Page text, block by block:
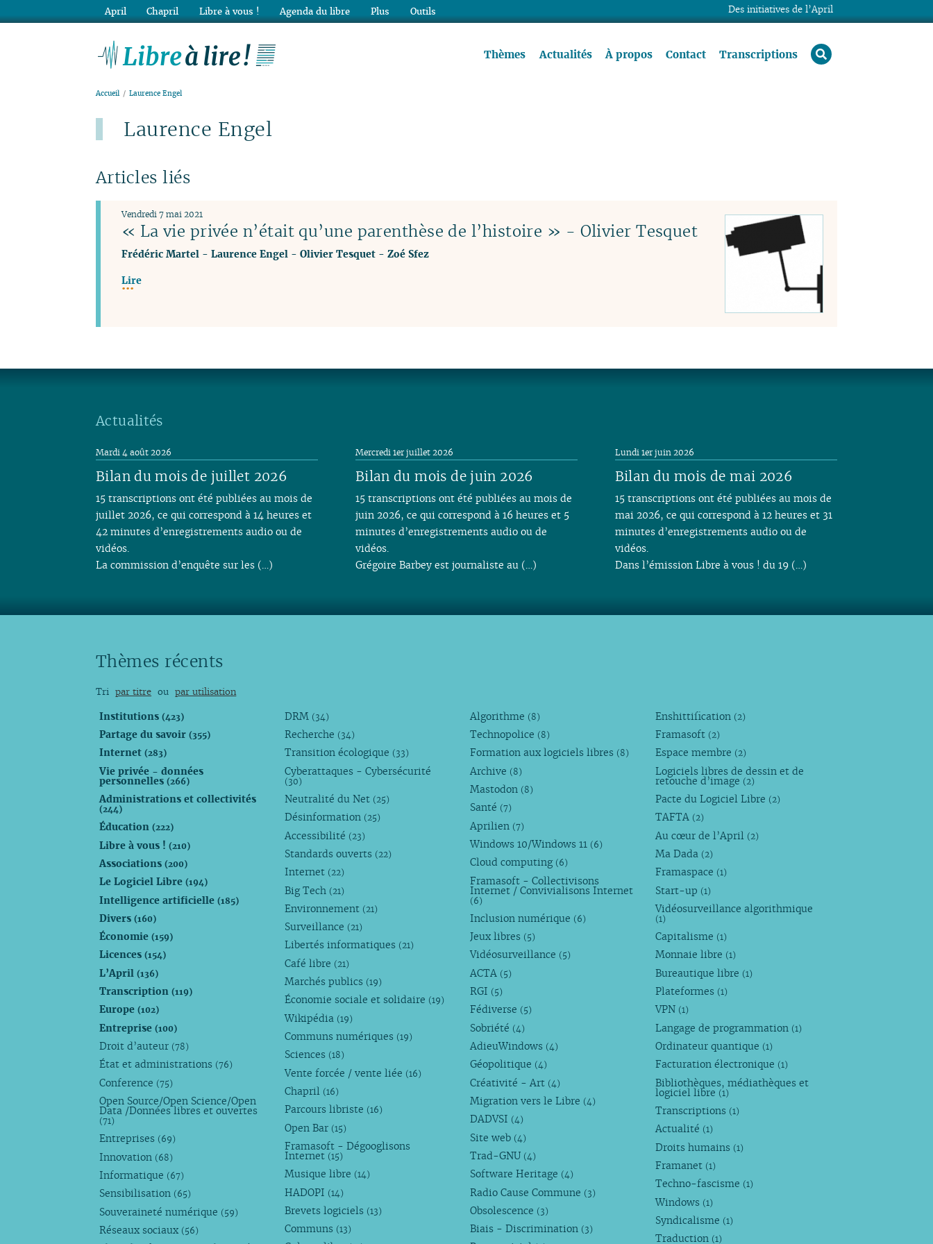
Thèmes Actualités À propos Contact Transcriptions rechercher
Accueil Laurence Engel
Laurence Engel
Articles liés
« La vie privée n’était qu’une parenthèse de l’histoire » - Olivier Tesquet‎‎
Vendredi 7 mai 2021
Frédéric Martel- Laurence Engel- Olivier Tesquet- Zoé Sfez
Lire
Actualités
Bilan du mois de juillet 2026
Mardi 4 août 2026
15 transcriptions ont été publiées au mois de
juillet 2026, ce qui correspond à 14 heures et
42 minutes d’enregistrements audio ou de
vidéos.
La commission d’enquête sur les (…)
Bilan du mois de juin 2026
Mercredi 1er juillet 2026
15 transcriptions ont été publiées au mois de
juin 2026, ce qui correspond à 16 heures et 5
minutes d’enregistrements audio ou de
vidéos.
Grégoire Barbey est journaliste au (…)
Bilan du mois de mai 2026
Lundi 1er juin 2026
15 transcriptions ont été publiées au mois de
mai 2026, ce qui correspond à 12 heures et 31
minutes d’enregistrements audio ou de
vidéos.
Dans l’émission Libre à vous ! du 19 (…)
Thèmes récents
Tri par titre ou par utilisation
Institutions(423)
Partage du savoir(355)
Internet(283)
Vie privée - données
personnelles(266)
Administrations et collectivités
(244)
Éducation(222)
Libre à vous !(210)
Associations(200)
Le Logiciel Libre(194)
Intelligence artificielle(185)
Divers(160)
Économie(159)
Licences(154)
L’April(136)
Transcription(119)
Europe(102)
Entreprise(100)
Droit d’auteur (78)
État et administrations (76)
Conference (75)
Open Source/Open Science/Open
Data /Données libres et ouvertes
(71)
Entreprises (69)
Innovation (68)
Informatique (67)
Sensibilisation (65)
Souveraineté numérique (59)
Réseaux sociaux (56)
DRM (34)
Recherche (34)
Transition écologique (33)
Cyberattaques - Cybersécurité
(30)
Neutralité du Net (25)
Désinformation (25)
Accessibilité (23)
Standards ouverts (22)
Internet (22)
Big Tech (21)
Environnement (21)
Surveillance (21)
Libertés informatiques (21)
Café libre (21)
Marchés publics (19)
Économie sociale et solidaire (19)
Wikipédia (19)
Communs numériques (19)
Sciences (18)
Vente forcée / vente liée (16)
Chapril (16)
Parcours libriste (16)
Open Bar (15)
Framasoft - Dégooglisons
Internet (15)
Musique libre (14)
HADOPI (14)
Brevets logiciels (13)
Communs (13)
Algorithme (8)
Technopolice (8)
Formation aux logiciels libres (8)
Archive (8)
Mastodon (8)
Santé (7)
Aprilien (7)
Windows 10/Windows 11 (6)
Cloud computing (6)
Framasoft - Collectivisons
Internet / Convivialisons Internet
(6)
Inclusion numérique (6)
Jeux libres (5)
Vidéosurveillance (5)
ACTA (5)
RGI (5)
Fédiverse (5)
Sobriété (4)
AdieuWindows (4)
Géopolitique (4)
Créativité - Art (4)
Migration vers le Libre (4)
DADVSI (4)
Site web (4)
Trad-GNU (4)
Software Heritage (4)
Radio Cause Commune (3)
Obsolescence (3)
Biais - Discrimination (3)
Enshittification (2)
Framasoft (2)
Espace membre (2)
Logiciels libres de dessin et de
retouche d’image (2)
Pacte du Logiciel Libre (2)
TAFTA (2)
Au cœur de l’April (2)
Ma Dada (2)
Framaspace (1)
Start-up (1)
Vidéosurveillance algorithmique
(1)
Capitalisme (1)
Monnaie libre (1)
Bureautique libre (1)
Plateformes (1)
VPN (1)
Langage de programmation (1)
Ordinateur quantique (1)
Facturation électronique (1)
Bibliothèques, médiathèques et
logiciel libre (1)
Transcriptions (1)
Actualité (1)
Droits humains (1)
Framanet (1)
Techno-fascisme (1)
Windows (1)
Syndicalisme (1)
Traduction (1)
Des initiatives de l’April
April Chapril Libre à vous ! Agenda du libre Plus Outils